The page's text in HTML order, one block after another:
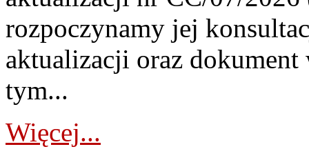
rozpoczynamy jej
aktualizacji oraz
tym...
Więcej...